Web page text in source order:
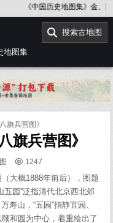
史地图集》金、南宋
地图集
搜索古地图
旗兵营图》
旗兵营图》
1247
大概1888年前后），图题
五园”泛指清代北京西北郊
寿山，“五园”指静宜园、
和园为中心，着重绘出了